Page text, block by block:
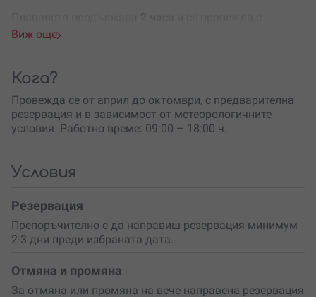
професионален инструктор. Не се изисква предишен
лодката. Ако обаче ти се иска да участваш активно,
ще получиш насоки и ще усетиш
насочваш лодкатасам.
Капацитетът едо 4 души , което прави изживяването
споделиш емоцията и с нови хора. Минималната
чудесен избор и за семейно приключение.
Сезонът на плаване е от април до октомври –
периодът, в който язовирът разкрива
обувки с добро сцепление, яке, шапка и слънцезащита.
Останалото е в ръцете на вятъра… и на теб.
Виж още
Кога?
Провежда се от април до октомври, с предварителна
резервация и в зависимост от метеорологичните
условия. Работно време: 09:00 – 18:00 ч.
Условия
Резервация
Препоръчително е да направиш резервация минимум
2-3 дни преди избраната дата.
Отмяна и промяна
За отмяна или промяна на вече направена резервация